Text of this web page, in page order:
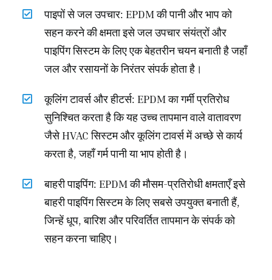
पाइपों से जल उपचार: EPDM की पानी और भाप को
सहन करने की क्षमता इसे जल उपचार संयंत्रों और
पाइपिंग सिस्टम के लिए एक बेहतरीन चयन बनाती है जहाँ
जल और रसायनों के निरंतर संपर्क होता है।
कूलिंग टावर्स और हीटर्स: EPDM का गर्मी प्रतिरोध
सुनिश्चित करता है कि यह उच्च तापमान वाले वातावरण
जैसे HVAC सिस्टम और कूलिंग टावर्स में अच्छे से कार्य
करता है, जहाँ गर्म पानी या भाप होती है।
बाहरी पाइपिंग: EPDM की मौसम-प्रतिरोधी क्षमताएँ इसे
बाहरी पाइपिंग सिस्टम के लिए सबसे उपयुक्त बनाती हैं,
जिन्हें धूप, बारिश और परिवर्तित तापमान के संपर्क को
सहन करना चाहिए।